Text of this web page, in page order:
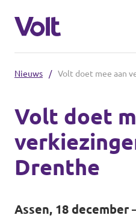
Standpunten
Over Volt
Mensen
Nieuws / Volt doet mee aan
Volt doet
Drenthe
Assen, 18 december